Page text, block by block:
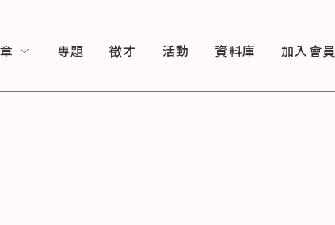
專題 徵才 活動 資料庫 加入會員